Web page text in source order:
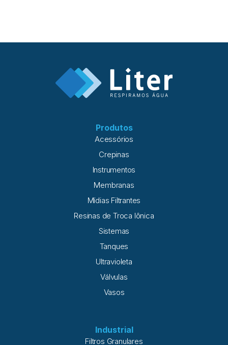
Produtos
Acessórios
Crepinas
Instrumentos
Membranas
Mídias Filtrantes
Resinas de Troca Iônica
Sistemas
Tanques
Ultravioleta
Válvulas
Vasos
Industrial
Filtros Granulares